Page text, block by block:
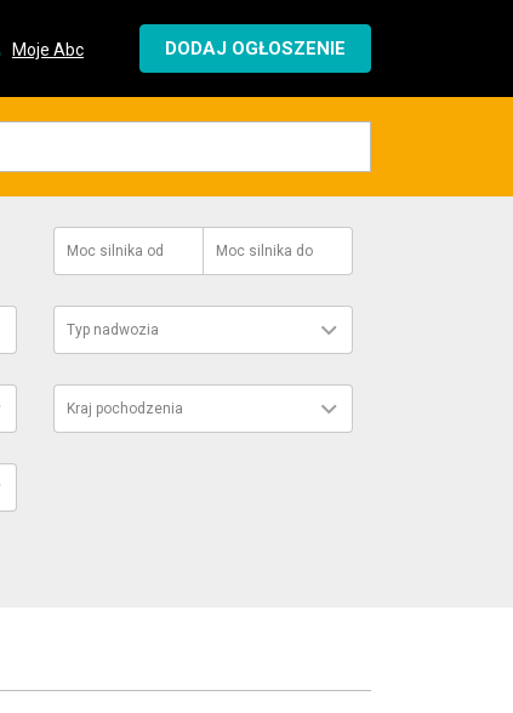
Moje Abc DODAJ OGŁOSZENIE
Moc silnika od Moc silnika do
Typ nadwozia
Kraj pochodzenia